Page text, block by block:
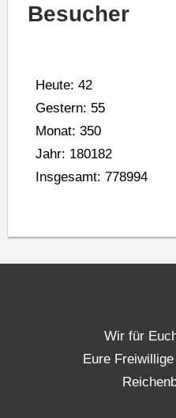
Besucher
Heute: 42
Gestern: 55
Monat: 350
Jahr: 180182
Insgesamt: 778994
Wir für
Eure